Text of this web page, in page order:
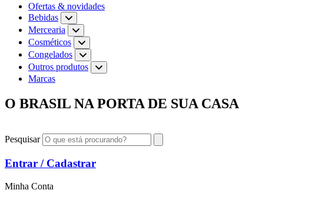
Ofertas & novidades
Bebidas
Abrir
subcategorias
de
Bebidas
Mercearia
Abrir
subcategorias
de
Mercearia
Cosméticos
Abrir
subcategorias
de
Cosméticos
Congelados
Abrir
subcategorias
de
Outros produtos
Abrir
subcategorias
produtos
Marcas
Ir
para
O BRASIL NA PORTA DE SUA CASA
Pesquisar
Entrar / Cadastrar
Minha Conta